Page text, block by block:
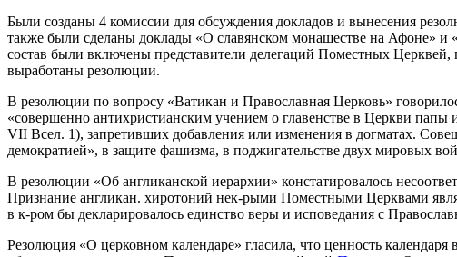
Были созданы 4 комиссии для обсуждения докладов и вынесения
также были сделаны доклады «О славянском монашестве на Афоне» и
состав были включены представители делегаций Поместных
выработаны резолюции.
В резолюции по вопросу «Ватикан и Православная Церковь»
«совершенно антихристианским учением о главенстве в Церкви
VII Всел. 1), запретивших добавления или изменения в догматах.
демократией», в защите фашизма, в поджигательстве двух мировых
В резолюции «Об англиканской иерархии» констатировалось
Признание англикан. хиротоний нек-рыми Поместными Церквами
в к-ром бы декларировалось единство веры и исповедания с
Резолюция «О церковном календаре» гласила, что ценность